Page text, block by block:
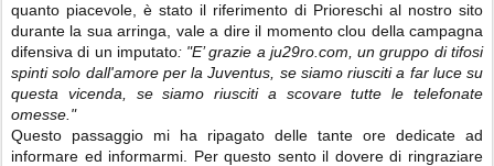
quanto piacevole, è stato il riferimento di Prioreschi al nostro sito
durante la sua arringa, vale a dire il momento clou della campagna
difensiva di un imputato: "E’ grazie a ju29ro.com, un gruppo di tifosi
spinti solo dall'amore per la Juventus, se siamo riusciti a far luce su
questa vicenda, se siamo riusciti a scovare tutte le telefonate
omesse."
Questo passaggio mi ha ripagato delle tante ore dedicate ad
informare ed informarmi. Per questo sento il dovere di ringraziare